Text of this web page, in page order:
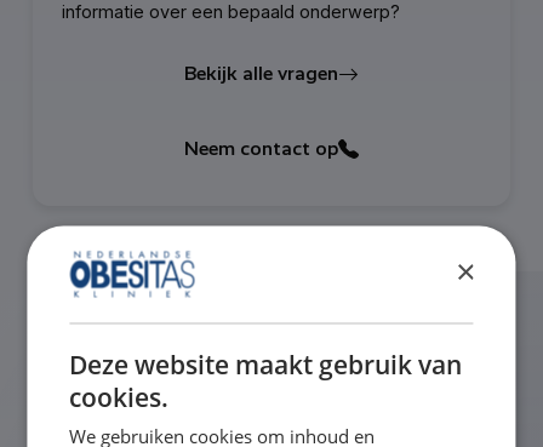
informatie over een bepaald onderwerp?
Bekijk alle vragen
Neem contact op
Gerelateerde vragen
Wanneer wordt er bloed geprikt
×
Deze website maakt gebruik van
cookies.
We gebruiken cookies om inhoud en